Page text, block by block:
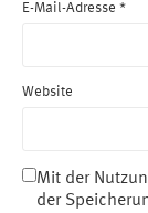
E-Mail-Adresse *
Website
Mit der
der